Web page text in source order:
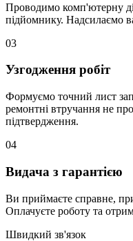
Проводимо комп'ютерну
підйомнику. Надсилаємо
03
Узгодження робіт
Формуємо точний лист
ремонтні втручання не
підтвердження.
04
Видача з гарантією
Ви приймаєте справне,
Оплачуєте роботу та
Швидкий зв'язок